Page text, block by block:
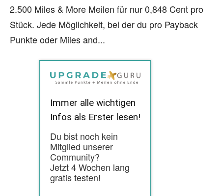
2.500 Miles & More Meilen für nur 0,848 Cent pro
Stück. Jede Möglichkeit, bei der du pro Payback
Punkte oder Miles and...
Immer alle wichtigen
Infos als Erster lesen!
Du bist noch kein
Mitglied unserer
Community?
Jetzt 4 Wochen lang
gratis testen!